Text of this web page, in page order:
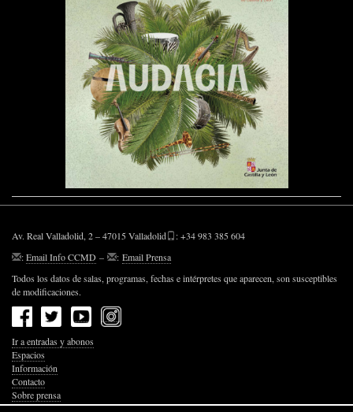
Av. Real Valladolid, 2 – 47015 Valladolid
: +34 983 385 604
:Email Info CCMD – : Email Prensa
Todos los datos de salas, programas, fechas e intérpretes que aparecen, son susceptibles
de modificaciones.
Ir a entradas y abonos
Espacios
Información
Contacto
Sobre prensa
Política de Privacidad